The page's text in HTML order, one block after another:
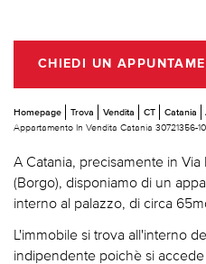
CHIEDI UN
Homepage Trova Vendita CT Catania
Appartamento In Vendita Catania 30721356-
A Catania, precisamente in
(Borgo), disponiamo di un
interno al palazzo, di circa
L'immobile si trova all'interno
indipendente poichè si